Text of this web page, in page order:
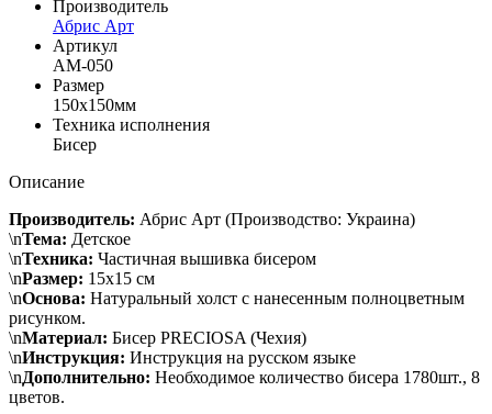
Производитель
Абрис Арт
Артикул
AM-050
Размер
150x150мм
Техника исполнения
Бисер
Описание
Производитель: Абрис Арт (Производство: Украина)
\nТема: Детское
\nТехника: Частичная вышивка бисером
\nРазмер: 15х15 см
\nОснова: Натуральный холст с нанесенным полноцветным
рисунком.
\nМатериал: Бисер PRECIOSA (Чехия)
\nИнструкция: Инструкция на русском языке
\nДополнительно: Необходимое количество бисера 1780шт., 8
цветов.